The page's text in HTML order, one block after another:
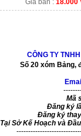
Giá bán : 18.000
CÔNG TY
Số 20 xóm Bảng,
Mã
Đăng ký
Đăng ký
Tại Sở Kế Hoạch và